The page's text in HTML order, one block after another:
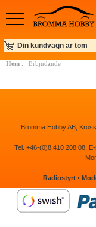
Din kundvagn är tom
Hem:: Erbjudande
Bromma Hobby AB,
Tel. +46-(0)8 410 208 08, E-
Radiostyrt•